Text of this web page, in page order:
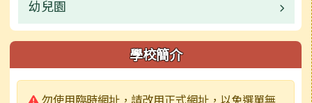
榮譽榜
宣導專區
活動相簿
榮譽榜
校園公告
業務職掌
校園公告
幼兒園
校園公告
學校簡介
警告:
勿使用臨時網址，請改用正式網址，以免選單無